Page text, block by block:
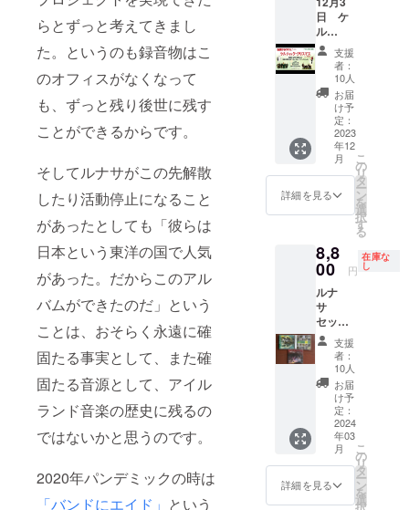
らとずっと考えてきまし
た。というのも録音物はこ
のオフィスがなくなって
も、ずっと残り後世に残す
ことができるからです。
そしてルナサがこの先解散
したり活動停止になること
があったとしても「彼らは
日本という東洋の国で人気
があった。だからこのアル
バムができたのだ」という
ことは、おそらく永遠に確
固たる事実として、また確
固たる音源として、アイル
ランド音楽の歴史に残るの
ではないかと思うのです。
2020年パンデミックの時は
「バンドにエイド」 という
』が２
セット
しかな
いの
で、２
組限
定。こ
のクラ
ウド
ファン
ディン
グが終
了次
第、す
10月末
発送予
今回制
作する
ルナサ
のライ
ヴ盤は
含まれ
ており
ませ
ん。ご
希望の
方は別
途お申
くださ
い。
木』、
そして
エンヤ
も参加
してい
る『ク
ラン・
ル』、
これに
ロリー
ナの２
枚組
『Medit
erranea
y』を加
えた
セッ
ト。こ
のクラ
ウド
ファン
ディン
グが終
了次
第、す
ぐ発送
いたし
ます。
10月末
発送予
定。 ＊
日 ケ
ル
ティッ
ククリ
スマス
2023 所
沢公演
にご招
待！
ロビー
ではケ
ルト市
やワー
ク
ショッ
コン
サート
以外の
楽しい
催しも
のが多
数。
支援
者：
10人
お届
け予
定：
2023
年12
月
詳細を見る
こ
の
リ
タ
ー
ン
を
選
択
す
る
8,8
00 円
在庫な
し
ルナ
サ
セット
2：今回
制作の
『ライ
ブ・イ
ン・
ジャパ
（仮）
と"Othe
r world"
(1999)
支援
者：
10人
お届
け予
定：
2024
年03
月
詳細を見る
こ
の
リ
タ
ー
ン
を
選